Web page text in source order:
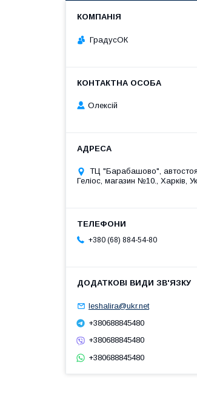
ГрадусОК
Олексій
ТЦ "Барабашово",
Геліос, магазин №10., Харків,
+380 (68) 884-54-80
leshalira@ukr.net
+380688845480
+380688845480
+380688845480